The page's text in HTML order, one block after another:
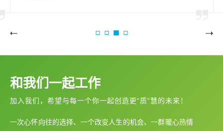
和我们一起工作
加入我们，希望与每一个你一起创造更“质”慧的未来！
一次心怀向往的选择、一个改变人生的机会、一群暖心热情